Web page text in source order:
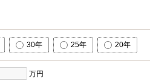
30年 25年 20年
万円